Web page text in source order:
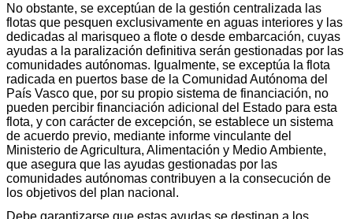
No obstante, se exceptúan de la gestión centralizada las
flotas que pesquen exclusivamente en aguas interiores y las
dedicadas al marisqueo a flote o desde embarcación, cuyas
ayudas a la paralización definitiva serán gestionadas por las
comunidades autónomas. Igualmente, se exceptúa la flota
radicada en puertos base de la Comunidad Autónoma del
País Vasco que, por su propio sistema de financiación, no
pueden percibir financiación adicional del Estado para esta
flota, y con carácter de excepción, se establece un sistema
de acuerdo previo, mediante informe vinculante del
Ministerio de Agricultura, Alimentación y Medio Ambiente,
que asegura que las ayudas gestionadas por las
comunidades autónomas contribuyen a la consecución de
los objetivos del plan nacional.
Debe garantizarse que estas ayudas se destinan a los